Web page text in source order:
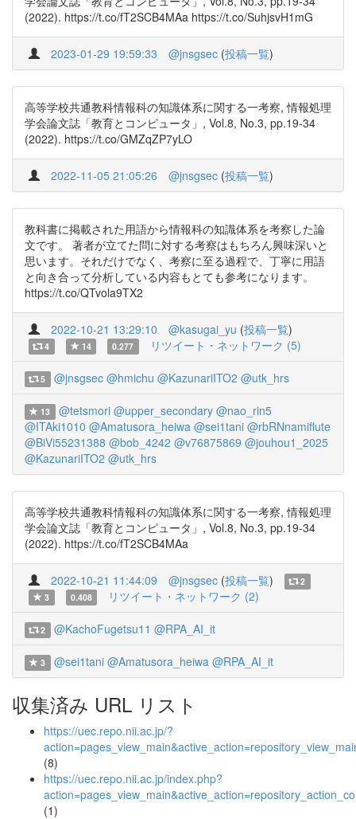
(2022). https://t.co/fT2SCB4MAa https://t.co/SuhjsvH1mG
2023-01-29 19:59:33 @jnsgsec (投稿一覧)
高等学校共通教科情報科の知識体系に関する一考察, 情報処理
学会論文誌「教育とコンピュータ」, Vol.8, No.3, pp.19-34
(2022). https://t.co/GMZqZP7yLO
2022-11-05 21:05:26 @jnsgsec (投稿一覧)
教科書に掲載された用語から情報科の知識体系を考察した論
文です。 著者が立てた問に対する考察はもちろん興味深いと
思います。それだけでなく、考察に至る過程で、丁寧に用語
と向き合って分析している内容もとても参考になります。
https://t.co/QTvola9TX2
2022-10-21 13:29:10 @kasugai_yu (投稿一覧)
4 14 0.277 リツイート・ネットワーク (5)
5 @jnsgsec @hmichu @KazunariITO2 @utk_hrs
13 @tetsmori @upper_secondary @nao_rin5
@ITAki1010 @Amatusora_heiwa @sei1tani @rbRNnamiflute
@BiVi55231388 @bob_4242 @v76875869 @jouhou1_2025
@KazunariITO2 @utk_hrs
高等学校共通教科情報科の知識体系に関する一考察, 情報処理
学会論文誌「教育とコンピュータ」, Vol.8, No.3, pp.19-34
(2022). https://t.co/fT2SCB4MAa
2022-10-21 11:44:09 @jnsgsec (投稿一覧)
2
3
0.408 リツイート・ネットワーク (2)
2 @KachoFugetsu11 @RPA_AI_it
3 @sei1tani @Amatusora_heiwa @RPA_AI_it
収集済み URL リスト
https://uec.repo.nii.ac.jp/?
(8)
https://uec.repo.nii.ac.jp/index.php?
(1)